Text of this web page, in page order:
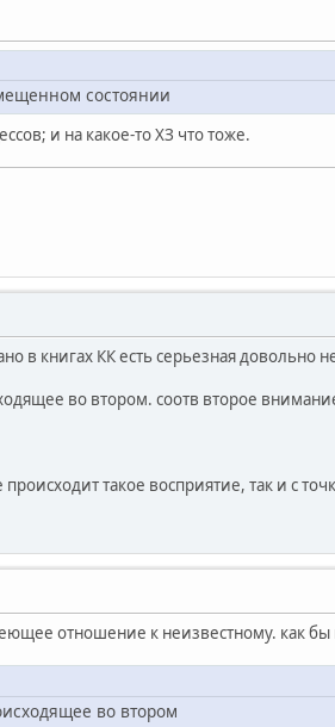
состоянии
и на какое-то ХЗ что тоже.
в книгах КК есть серьезная довольно
во втором. соотв второе
такое восприятие, так и с
отношение к неизвестному. как
во втором